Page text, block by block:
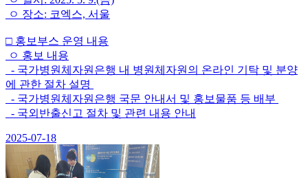
ㅇ 장소: 코엑스, 서울
□ 홍보부스 운영 내용
ㅇ 홍보 내용
- 국가병원체자원은행 내 병원체자원의 온라인 기탁 및 분양
에 관한 절차 설명
- 국가병원체자원은행 국문 안내서 및 홍보물품 등 배부
- 국외반출신고 절차 및 관련 내용 안내
2025-07-18